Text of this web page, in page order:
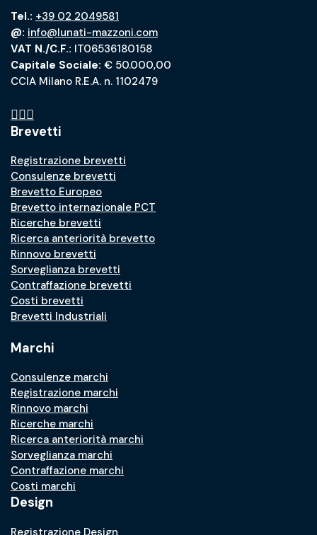
Tel.: +39 02 2049581
@: info@lunati-mazzoni.com
VAT N./C.F.: IT06536180158
Capitale Sociale: € 50.000,00
CCIA Milano R.E.A. n. 1102479
Brevetti
Registrazione brevetti
Consulenze brevetti
Brevetto Europeo
Brevetto internazionale PCT
Ricerche brevetti
Ricerca anteriorità brevetto
Rinnovo brevetti
Sorveglianza brevetti
Contraffazione brevetti
Costi brevetti
Brevetti Industriali
Marchi
Consulenze marchi
Registrazione marchi
Rinnovo marchi
Ricerche marchi
Ricerca anteriorità marchi
Sorveglianza marchi
Contraffazione marchi
Costi marchi
Design
Registrazione Design